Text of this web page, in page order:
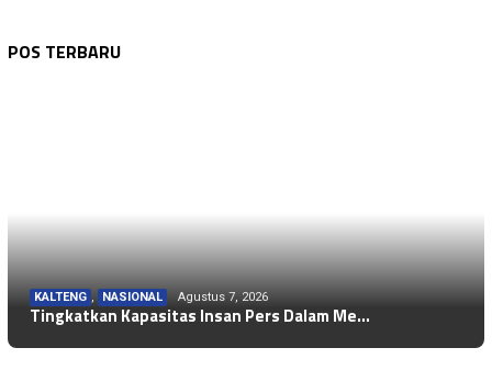
POS TERBARU
KALTENG , NASIONAL Agustus 7, 2026
Tingkatkan Kapasitas Insan Pers Dalam Me…